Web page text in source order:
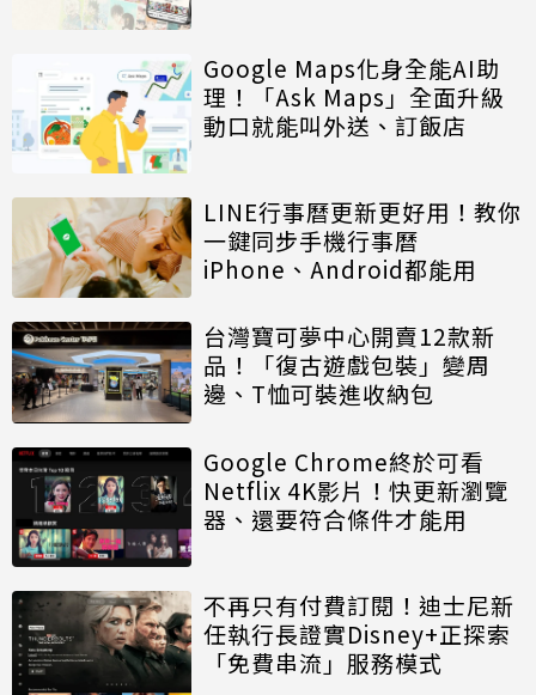
Google Maps化身全能AI助
理！「Ask Maps」全面升級
動口就能叫外送、訂飯店
LINE行事曆更新更好用！教你
一鍵同步手機行事曆
iPhone、Android都能用
台灣寶可夢中心開賣12款新
品！「復古遊戲包裝」變周
邊、T恤可裝進收納包
Google Chrome終於可看
Netflix 4K影片！快更新瀏覽
器、還要符合條件才能用
不再只有付費訂閱！迪士尼新
任執行長證實Disney+正探索
「免費串流」服務模式